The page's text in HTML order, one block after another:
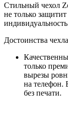
Стильный чехол
не только
Достоинства
только
вырезы
на телефон.
без печати.